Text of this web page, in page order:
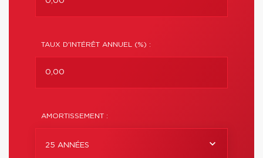
TAUX D'INTÉRÊT ANNUEL (%) :
AMORTISSEMENT :
25 ANNÉES